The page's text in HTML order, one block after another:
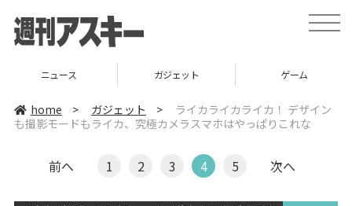
t
o
v
ニュース ガジェット ゲーム
home > ガジェット >
ライカライカライカ！ デザイン
も撮影モードもライカ、究極カメラスマホはやっぱりこれな
前へ 1 2 3 4 5 次へ